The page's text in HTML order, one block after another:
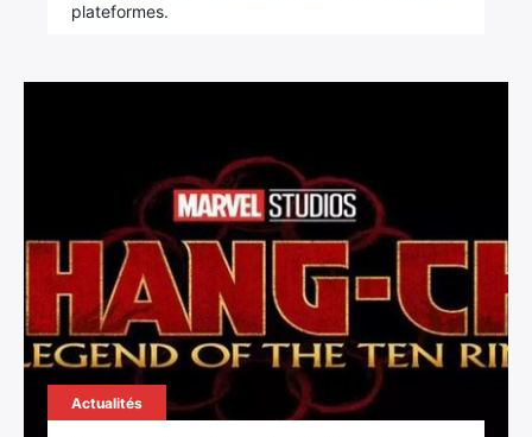
plateformes.
Actualités